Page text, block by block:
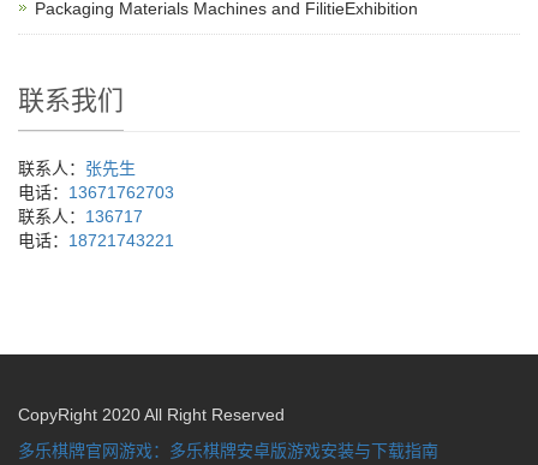
Packaging Materials Machines and FilitieExhibition
联系我们
联系人： 张先生
电话： 13671762703
联系人： 136717
电话： 18721743221
CopyRight 2020 All Right Reserved
多乐棋牌官网游戏：多乐棋牌安卓版游戏安装与下载指南